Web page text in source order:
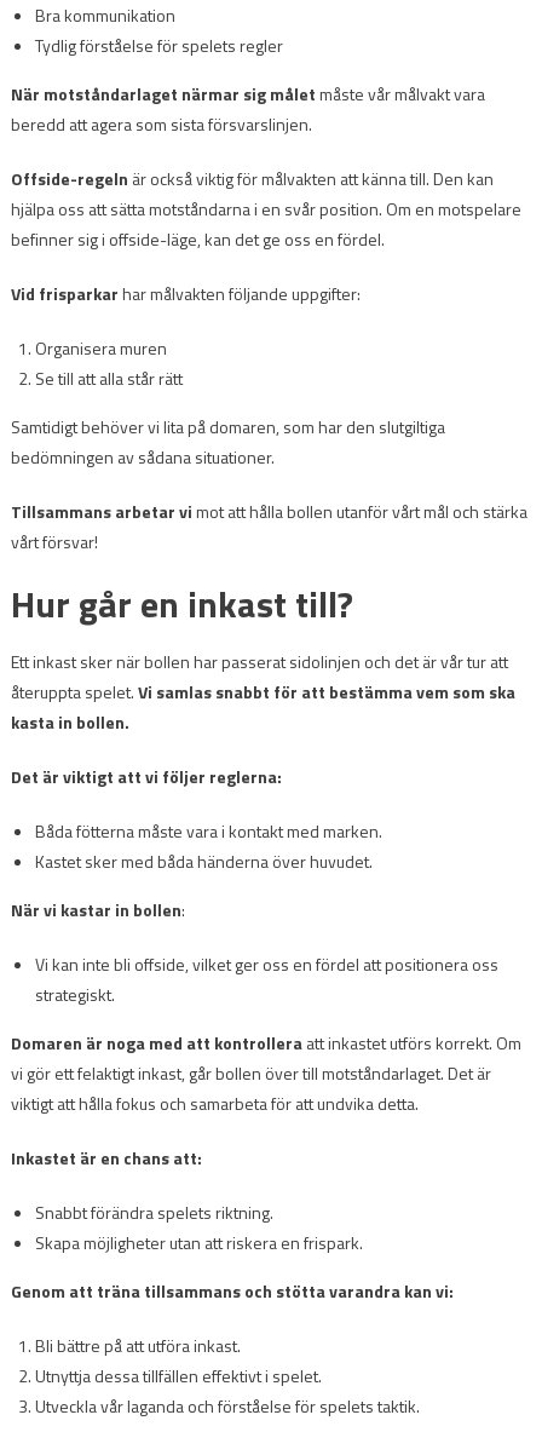
Bra kommunikation
Tydlig förståelse för spelets regler
När motståndarlaget närmar sig måletmåste vår målvakt vara
beredd att agera som sista försvarslinjen.
Offside-regeln är också viktig för målvakten att känna till. Den kan
hjälpa oss att sätta motståndarna i en svår position. Om en motspelare
befinner sig i offside-läge, kan det ge oss en fördel.
Vid frisparkarhar målvakten följande uppgifter:
Organisera muren
Se till att alla står rätt
Samtidigt behöver vi lita på domaren, som har den slutgiltiga
bedömningen av sådana situationer.
Tillsammans arbetar vimot att hålla bollen utanför vårt mål och stärka
vårt försvar!
Hur går en inkast till?
Ett inkast sker när bollen har passerat sidolinjen och det är vår tur att
återuppta spelet.Vi samlas snabbt för att bestämma vem som ska
kasta in bollen.
Det är viktigt att vi följer reglerna:
Båda fötterna måste vara i kontakt med marken.
Kastet sker med båda händerna över huvudet.
När vi kastar in bollen:
Vi kan inte bli offside, vilket ger oss en fördel att positionera oss
strategiskt.
Domaren är noga med att kontrolleraatt inkastet utförs korrekt. Om
vi gör ett felaktigt inkast, går bollen över till motståndarlaget. Det är
viktigt att hålla fokus och samarbeta för att undvika detta.
Inkastet är en chans att:
Snabbt förändra spelets riktning.
Skapa möjligheter utan att riskera en frispark.
Genom att träna tillsammans och stötta varandra kan vi:
Bli bättre på att utföra inkast.
Utnyttja dessa tillfällen effektivt i spelet.
Utveckla vår laganda och förståelse för spelets taktik.